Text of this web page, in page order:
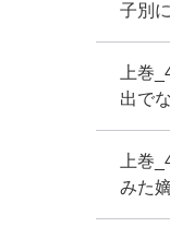
子別
上巻
出で
上巻
みた